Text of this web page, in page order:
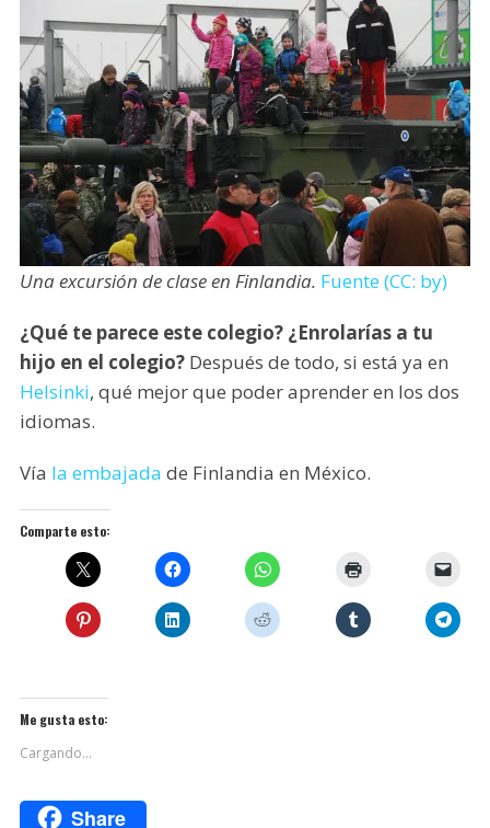
Una excursión de clase en Finlandia. Fuente (CC: by)
¿Qué te parece este colegio? ¿Enrolarías a tu
hijo en el colegio?Después de todo, si está ya en
Helsinki, qué mejor que poder aprender en los dos
idiomas.
Vía la embajada de Finlandia en México.
Comparte esto:
Me gusta esto:
Cargando...
Share